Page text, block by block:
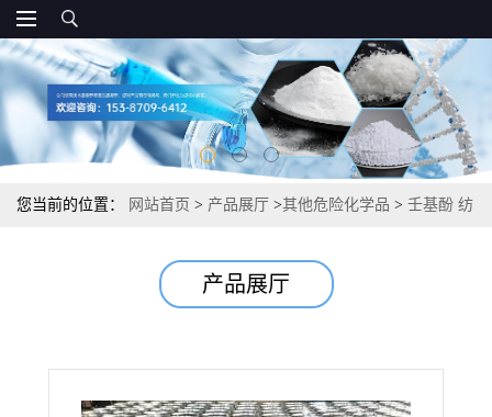
您当前的位置： 网站首页 > 产品展厅 >其他危险化学品 > 壬基酚 纺
产品展厅